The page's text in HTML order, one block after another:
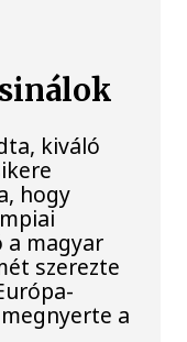
kiváló
hogy
a magyar
szerezte
a